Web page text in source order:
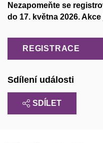
Nezapomeňte se
do 17. května 2026. Akce
REGISTRACE
Sdílení události
SDÍLET